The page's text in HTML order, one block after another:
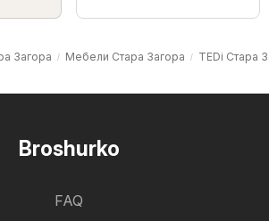
Загора Мебели Стара Загора TEDi Стара
Broshurko
FAQ